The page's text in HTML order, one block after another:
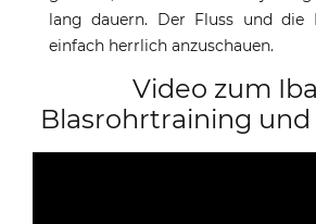
lang dauern. Der Fluss und die
einfach herrlich anzuschauen.
Video zum
Blasrohrtraining